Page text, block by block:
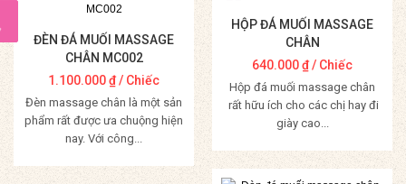
ĐÈN ĐÁ MUỐI MASSAGE
CHÂN MC002
1.100.000₫/ Chiếc
Đèn massage chân là một sản
phẩm rất được ưa chuộng hiện
nay. Với công...
Mua Hàng
HỘP ĐÁ MUỐI MASSAGE
CHÂN
640.000₫/ Chiếc
Hộp đá muối massage chân
rất hữu ích cho các chị hay đi
giày cao...
Mua Hàng